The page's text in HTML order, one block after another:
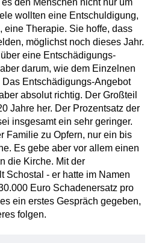
wollten eine Entschuldigung,
eine Therapie. Sie hoffe, dass
möglichst noch dieses Jahr.
eine Entschädigungs-
darum, wie dem Einzelnen
Entschädigungs-Angebot
absolut richtig. Der Großteil
Jahre her. Der Prozentsatz der
insgesamt ein sehr geringer.
Familie zu Opfern, nur ein bis
Es gebe aber vor allem einen
die Kirche. Mit der
Schostal - er hatte im Namen
Euro Schadenersatz pro
ein erstes Gespräch gegeben,
folgen.